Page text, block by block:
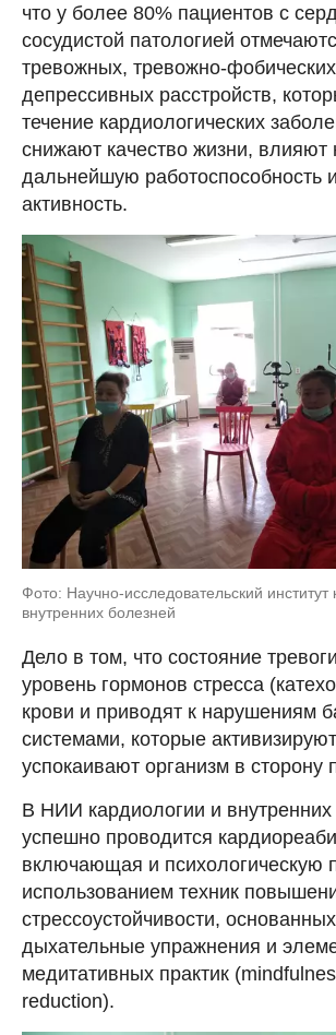
что у более 80% пациентов с
сосудистой патологией
тревожных, тревожно-
депрессивных расстройств,
течение кардиологических
снижают качество жизни, влияют
дальнейшую работоспособность
активность.
Фото: Научно-исследовательский институт
внутренних болезней
Дело в том, что состояние
уровень гормонов стресса
крови и приводят к нарушениям
системами, которые
успокаивают организм в сторону
В НИИ кардиологии и внутренних
успешно проводится
включающая и психологическую
использованием техник
стрессоустойчивости,
дыхательные упражнения и
медитативных практик
reduction).